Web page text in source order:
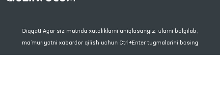
Diqqat! Agar siz matnda xatoliklarni aniqlasangiz, ularni belgilab,
ma’muriyatni xabardor qilish uchun Ctrl+Enter tugmalarini bosing